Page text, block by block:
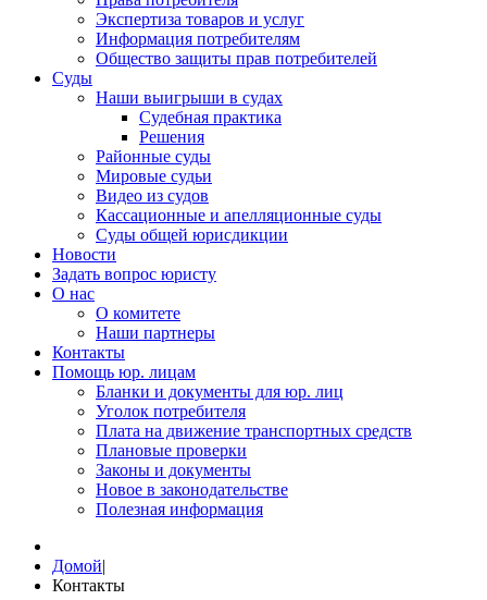
Экспертиза товаров и услуг
Информация потребителям
Общество защиты прав потребителей
Суды
Наши выигрыши в судах
Судебная практика
Решения
Районные суды
Мировые судьи
Видео из судов
Кассационные и апелляционные суды
Суды общей юрисдикции
Новости
Задать вопрос юристу
О нас
О комитете
Наши партнеры
Контакты
Помощь юр. лицам
Бланки и документы для юр. лиц
Уголок потребителя
Плата на движение транспортных средств
Плановые проверки
Законы и документы
Новое в законодательстве
Полезная информация
Домой|
Контакты